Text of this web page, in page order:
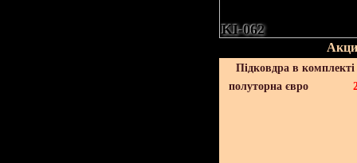
KI-062
Підковдра в
полуторна євро